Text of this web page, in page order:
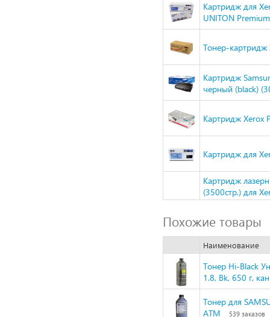
Картридж для
UNITON Premium
Тонер-картридж
Картридж
черный (black)
Картридж Xerox
Картридж для
Картридж
(3500стр.) для
Похожие товары
Наименование
Тонер Hi-Black
1.8, Bk, 650 г,
Тонер для
ATM
539 заказов